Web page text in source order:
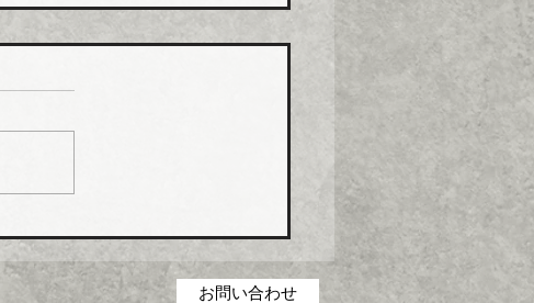
ホーコス グリース阻集器・
値上げ
一部製品について価格改定（値
製造の合理化・コストダウン・
経費低減に取り組んできたが、
お問い合わせ